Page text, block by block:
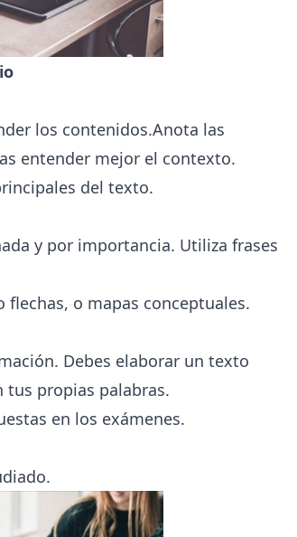
los contenidos.Anota las
entender mejor el contexto.
del texto.
y por importancia. Utiliza frases
flechas, o mapas conceptuales.
Debes elaborar un texto
tus propias palabras.
en los exámenes.